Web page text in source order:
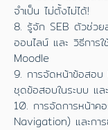
จำเป็น ไม่ตั้งไม่ได้!
8. รู้จัก SEB ตัวช่วย
ออนไลน์ และ วิธีการ
Moodle
9. การจัดหน้าข้อสอ
ชุดข้อสอบในระบบ แล
10. การจัดการหน้าค
Navigation) และกา